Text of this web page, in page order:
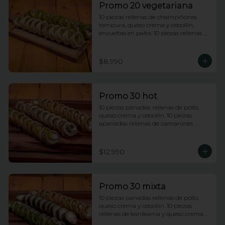
Promo 20 vegetariana
10 piezas rellenas de champiñones
tempura, queso crema y cebollin,
envueltas en palta. 10 piezas rellenas de
$8.990
Promo 30 hot
10 piezas panadas rellenas de pollo,
queso crema y cebollin. 10 piezas
apanadas rellenas de camarones
queso crema y cebollin.
$12.990
Promo 30 mixta
10 piezas panadas rellenas de pollo,
queso crema y cebollin. 10 piezas
rellenas de kanikama y queso crema